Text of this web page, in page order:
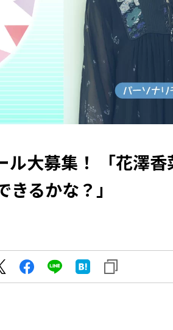
ル大募集！ 「花澤香
きるかな？」